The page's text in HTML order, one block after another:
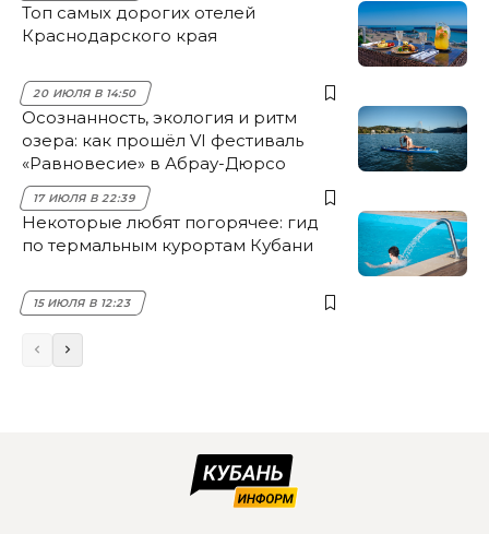
Топ самых дорогих отелей
Краснодарского края
20 ИЮЛЯ В 14:50
Осознанность, экология и ритм
озера: как прошёл VI фестиваль
«Равновесие» в Абрау-Дюрсо
17 ИЮЛЯ В 22:39
Некоторые любят погорячее: гид
по термальным курортам Кубани
15 ИЮЛЯ В 12:23